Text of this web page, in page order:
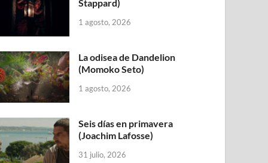
Stappard)
1 agosto, 2026
La odisea de Dandelion
(Momoko Seto)
1 agosto, 2026
Seis días en primavera
(Joachim Lafosse)
31 julio, 2026